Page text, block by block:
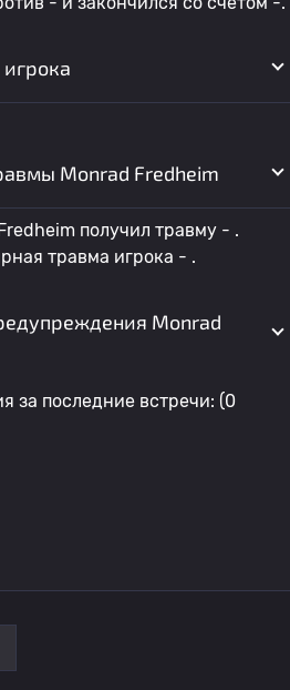
Monrad Fredheim
получил травму - .
травма игрока - .
Monrad
за последние встречи: (0